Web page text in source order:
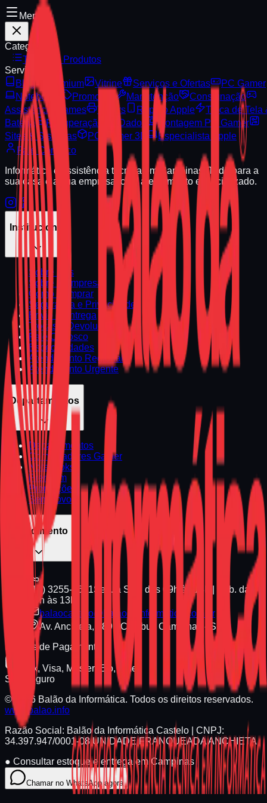
Menu
Categorias
Todos os Produtos
Serviços
Blog
Premium Vitrine Serviços e Ofertas
PC Gamer
Notebooks
Promoção Manutenção
Consignação
Assistência Games
Toners Reparo Apple
Troca de Tela
Bateria
Recuperação de Dados
Montagem PC Gamer
Sites & Sistemas
PC Gamer 3D
Especialista Apple
Fale Conosco
Informática e assistência técnica em Campinas. Tudo para a
sua casa e a sua empresa, com atendimento especializado.
Institucional
Sobre Nós
Sobre a Empresa
Como Comprar
Segurança e Privacidade
Envio e Entrega
Trocas e Devoluções
Fale Conosco
Especialidades
Atendimento Regional
Atendimento Urgente
Departamentos
Departamentos
Computadores Gamer
Notebooks
Premium
Promoções
Seminovos
Atendimento
(19) 3255-1661Seg. a Sex. das 09h às 18h | Sáb. das
09h às 13h
balaocastelo@balaodainformatica.com.br
Av. Anchieta, 789 - Cambuí, Campinas - SP
Formas de Pagamento
Pix, Visa, Master, Elo, Amex
Site Seguro
© 2026 Balão da Informática. Todos os direitos reservados.
www.balao.info
Razão Social: Balão da Informática Castelo | CNPJ:
34.397.947/0001-08UNIDADE FRANQUEADA ANCHIETA
● Consultar estoque e entrega em Campinas
Chamar no WhatsApp agora